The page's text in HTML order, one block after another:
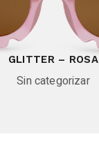
GLITTER – ROSA
Sin categorizar